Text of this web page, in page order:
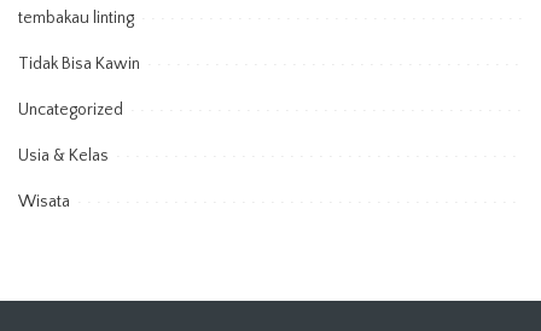
tembakau linting
Tidak Bisa Kawin
Uncategorized
Usia & Kelas
Wisata